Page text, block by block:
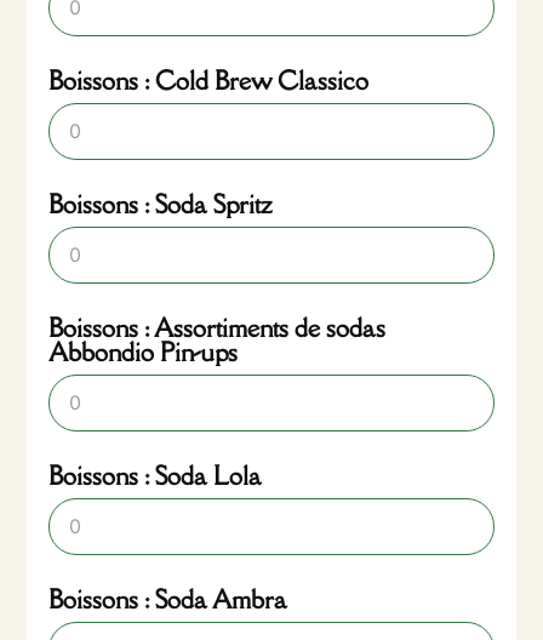
Boissons : Cold Brew Classico
Boissons : Soda Spritz
Boissons : Assortiments de sodas
Abbondio Pin-ups
Boissons : Soda Lola
Boissons : Soda Ambra